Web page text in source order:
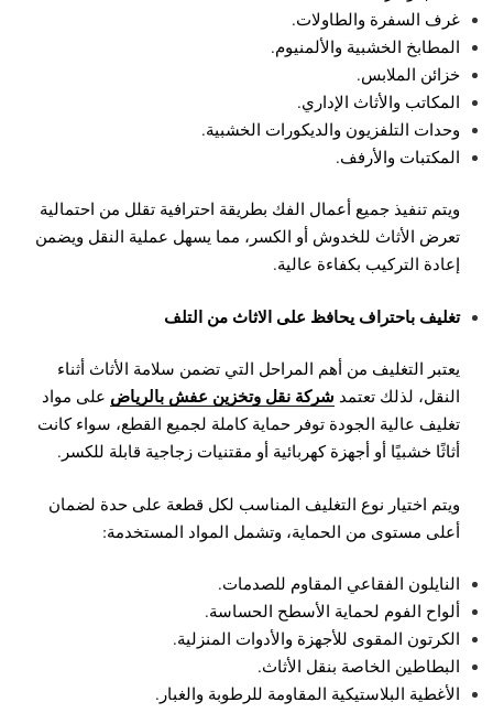
غرف السفرة والطاولات.
المطابخ الخشبية والألمنيوم.
خزائن الملابس.
المكاتب والأثاث الإداري.
وحدات التلفزيون والديكورات الخشبية.
المكتبات والأرفف.
ويتم تنفيذ جميع أعمال الفك بطريقة احترافية تقلل من احتمالية
تعرض الأثاث للخدوش أو الكسر، مما يسهل عملية النقل ويضمن
إعادة التركيب بكفاءة عالية.
تغليف باحتراف يحافظ على الاثاث من التلف
يعتبر التغليف من أهم المراحل التي تضمن سلامة الأثاث أثناء
النقل، لذلك تعتمد شركة نقل وتخزين عفش بالرياض على مواد
تغليف عالية الجودة توفر حماية كاملة لجميع القطع، سواء كانت
أثاثًا خشبيًا أو أجهزة كهربائية أو مقتنيات زجاجية قابلة للكسر.
ويتم اختيار نوع التغليف المناسب لكل قطعة على حدة لضمان
أعلى مستوى من الحماية، وتشمل المواد المستخدمة:
النايلون الفقاعي المقاوم للصدمات.
ألواح الفوم لحماية الأسطح الحساسة.
الكرتون المقوى للأجهزة والأدوات المنزلية.
البطاطين الخاصة بنقل الأثاث.
الأغطية البلاستيكية المقاومة للرطوبة والغبار.